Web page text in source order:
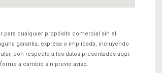
para cualquier propósito comercial sin el
garantía, expresa o implicada, incluyendo
con respecto a los datos presentados aquí.
a cambio sin previo aviso.